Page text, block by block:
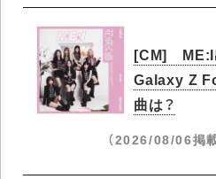
[CM] ME:I
Galaxy Z
曲は？
（2026/08/06掲載